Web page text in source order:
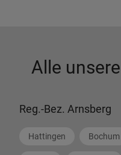
Alle
Reg.-Bez. Arnsberg
Hattingen Bochum